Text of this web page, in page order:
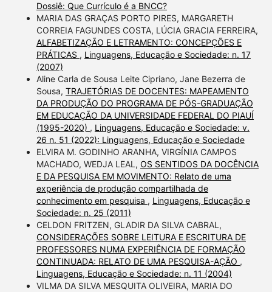
Dossiê: Que Currículo é a BNCC?
MARIA DAS GRAÇAS PORTO PIRES, MARGARETH
CORREIA FAGUNDES COSTA, LÚCIA GRACIA FERREIRA,
ALFABETIZAÇÃO E LETRAMENTO: CONCEPÇÕES E
PRÁTICAS , Linguagens, Educação e Sociedade: n. 17
(2007)
Aline Carla de Sousa Leite Cipriano, Jane Bezerra de
Sousa, TRAJETÓRIAS DE DOCENTES: MAPEAMENTO
DA PRODUÇÃO DO PROGRAMA DE PÓS-GRADUAÇÃO
EM EDUCAÇÃO DA UNIVERSIDADE FEDERAL DO PIAUÍ
(1995-2020) , Linguagens, Educação e Sociedade: v.
26 n. 51 (2022): Linguagens, Educação e Sociedade
ELVIRA M. GODINHO ARANHA, VIRGÍNIA CAMPOS
MACHADO, WEDJA LEAL, OS SENTIDOS DA DOCÊNCIA
E DA PESQUISA EM MOVIMENTO: Relato de uma
experiência de produção compartilhada de
conhecimento em pesquisa , Linguagens, Educação e
Sociedade: n. 25 (2011)
CELDON FRITZEN, GLADIR DA SILVA CABRAL,
CONSIDERAÇÕES SOBRE LEITURA E ESCRITURA DE
PROFESSORES NUMA EXPERIÊNCIA DE FORMAÇÃO
CONTINUADA: RELATO DE UMA PESQUISA-AÇÃO ,
Linguagens, Educação e Sociedade: n. 11 (2004)
VILMA DA SILVA MESQUITA OLIVEIRA, MARIA DO